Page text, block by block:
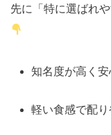
先に「特に選ばれ
知名度が高く安
軽い食感で配り